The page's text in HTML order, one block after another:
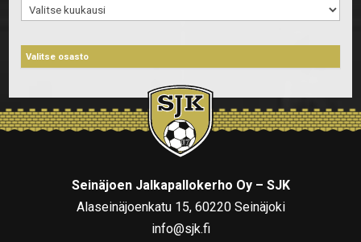
Arkistot
Seinäjoen Jalkapallokerho Oy – SJK
Alaseinäjoenkatu 15, 60220 Seinäjoki
info@sjk.fi